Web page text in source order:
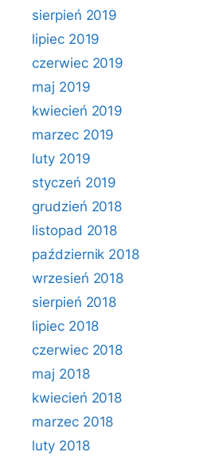
sierpień 2019
lipiec 2019
czerwiec 2019
maj 2019
kwiecień 2019
marzec 2019
luty 2019
styczeń 2019
grudzień 2018
listopad 2018
październik 2018
wrzesień 2018
sierpień 2018
lipiec 2018
czerwiec 2018
maj 2018
kwiecień 2018
marzec 2018
luty 2018